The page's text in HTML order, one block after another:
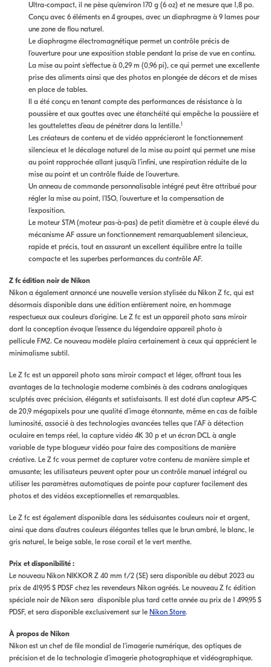
Ultra-compact, il ne pèse qu’environ 170 g (6 oz) et ne mesure que 1,8 po.
Conçu avec 6 éléments en 4 groupes, avec un diaphragme à 9 lames pour
une zone de flou naturel.
Le diaphragme électromagnétique permet un contrôle précis de
l’ouverture pour une exposition stable pendant la prise de vue en continu.
La mise au point s’effectue à 0,29 m (0,96 pi), ce qui permet une excellente
prise des aliments ainsi que des photos en plongée de décors et de mises
en place de tables.
Il a été conçu en tenant compte des performances de résistance à la
poussière et aux gouttes avec une étanchéité qui empêche la poussière et
les gouttelettes d’eau de pénétrer dans la lentille.1
Les créateurs de contenu et de vidéo apprécieront le fonctionnement
silencieux et le décalage naturel de la mise au point qui permet une mise
au point rapprochée allant jusqu’à l’infini, une respiration réduite de la
mise au point et un contrôle fluide de l’ouverture.
Un anneau de commande personnalisable intégré peut être attribué pour
régler la mise au point, l’ISO, l’ouverture et la compensation de
l’exposition.
Le moteur STM (moteur pas-à-pas) de petit diamètre et à couple élevé du
mécanisme AF assure un fonctionnement remarquablement silencieux,
rapide et précis, tout en assurant un excellent équilibre entre la taille
compacte et les superbes performances du contrôle AF.
Z fc édition noir de Nikon
Nikon a également annoncé une nouvelle version stylisée du Nikon Z fc, qui est
désormais disponible dans une édition entièrement noire, en hommage
respectueux aux couleurs d’origine. Le Z fc est un appareil photo sans miroir
dont la conception évoque l’essence du légendaire appareil photo à
pellicule FM2. Ce nouveau modèle plaira certainement à ceux qui apprécient le
minimalisme subtil.
Le Z fc est un appareil photo sans miroir compact et léger, offrant tous les
avantages de la technologie moderne combinés à des cadrans analogiques
sculptés avec précision, élégants et satisfaisants. Il est doté d’un capteur APS-C
de 20,9 mégapixels pour une qualité d’image étonnante, même en cas de faible
luminosité, associé à des technologies avancées telles que l’AF à détection
oculaire en temps réel, la capture vidéo 4K 30 p et un écran DCL à angle
variable de type blogueur vidéo pour faire des compositions de manière
créative. Le Z fc vous permet de capturer votre contenu de manière simple et
amusante; les utilisateurs peuvent opter pour un contrôle manuel intégral ou
utiliser les paramètres automatiques de pointe pour capturer facilement des
photos et des vidéos exceptionnelles et remarquables.
Le Z fc est également disponible dans les séduisantes couleurs noir et argent,
ainsi que dans d’autres couleurs élégantes telles que le brun ambré, le blanc, le
gris naturel, le beige sable, le rose corail et le vert menthe.
Prix et disponibilité :
Le nouveau Nikon NIKKOR Z 40 mm f/2 (SE) sera disponible au début 2023 au
prix de 419,95 $ PDSF chez les revendeurs Nikon agréés. Le nouveau Z fc édition
spéciale noir de Nikon sera disponible plus tard cette année au prix de 1 499,95 $
PDSF, et sera disponible exclusivement sur le Nikon Store.
À propos de Nikon
Nikon est un chef de file mondial de l’imagerie numérique, des optiques de
précision et de la technologie d’imagerie photographique et vidéographique.